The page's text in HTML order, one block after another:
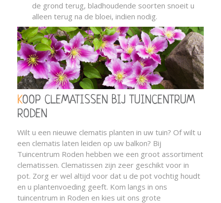
de grond terug, bladhoudende soorten snoeit u
alleen terug na de bloei, indien nodig.
KOOP CLEMATISSEN BIJ TUINCENTRUM
RODEN
Wilt u een nieuwe clematis planten in uw tuin? Of wilt u
een clematis laten leiden op uw balkon? Bij
Tuincentrum Roden hebben we een groot assortiment
clematissen. Clematissen zijn zeer geschikt voor in
pot. Zorg er wel altijd voor dat u de pot vochtig houdt
en u plantenvoeding geeft. Kom langs in ons
tuincentrum in Roden en kies uit ons grote